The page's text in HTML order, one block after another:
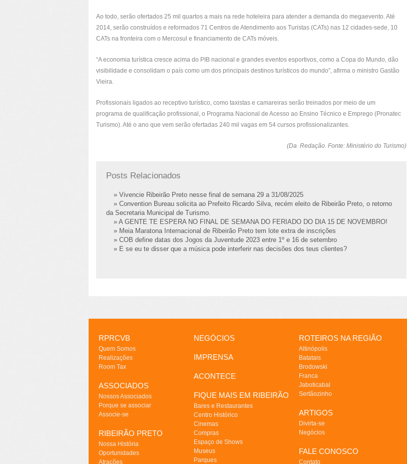
Ao todo, serão ofertados 25 mil quartos a mais na rede hoteleira para atender a demanda do megaevento. Até
2014, serão construídos e reformados 71 Centros de Atendimento aos Turistas (CATs) nas 12 cidades-sede, 10
CATs na fronteira com o Mercosul e financiamento de CATs móveis.
“A economia turística cresce acima do PIB nacional e grandes eventos esportivos, como a Copa do Mundo, dão
visibilidade e consolidam o país como um dos principais destinos turísticos do mundo”, afirma o ministro Gastão
Vieira.
Profissionais ligados ao receptivo turístico, como taxistas e camareiras serão treinados por meio de um
programa de qualificação profissional, o Programa Nacional de Acesso ao Ensino Técnico e Emprego (Pronatec
Turismo). Até o ano que vem serão ofertadas 240 mil vagas em 54 cursos profissionalizantes.
(Da Redação. Fonte: Ministério do Turismo)
Posts Relacionados
» Vivencie Ribeirão Preto nesse final de semana 29 a 31/08/2025
» Convention Bureau solicita ao Prefeito Ricardo Silva, recém eleito de Ribeirão Preto, o retorno
da Secretaria Municipal de Turismo.
» A GENTE TE ESPERA NO FINAL DE SEMANA DO FERIADO DO DIA 15 DE NOVEMBRO!
» Meia Maratona Internacional de Ribeirão Preto tem lote extra de inscrições
» COB define datas dos Jogos da Juventude 2023 entre 1º e 16 de setembro
» E se eu te disser que a música pode interferir nas decisões dos teus clientes?
RPRCVB
Quem Somos
Realizações
Room Tax
ASSOCIADOS
Nossos Associados
Porque se associar
Associe-se
RIBEIRÃO PRETO
Nossa História
Oportunidades
Atrações
NEGÓCIOS
IMPRENSA
ACONTECE
FIQUE MAIS EM RIBEIRÃO
Bares e Restaurantes
Centro Histórico
Cinemas
Compras
Espaço de Shows
Museus
Parques
ROTEIROS NA REGIÃO
Altinópolis
Batatais
Brodowski
Franca
Jaboticabal
Sertãozinho
ARTIGOS
Divirta-se
Negócios
FALE CONOSCO
Contato